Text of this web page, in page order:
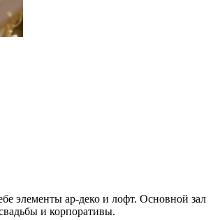
элементы ар-деко и лофт. Основной зал
и корпоративы.